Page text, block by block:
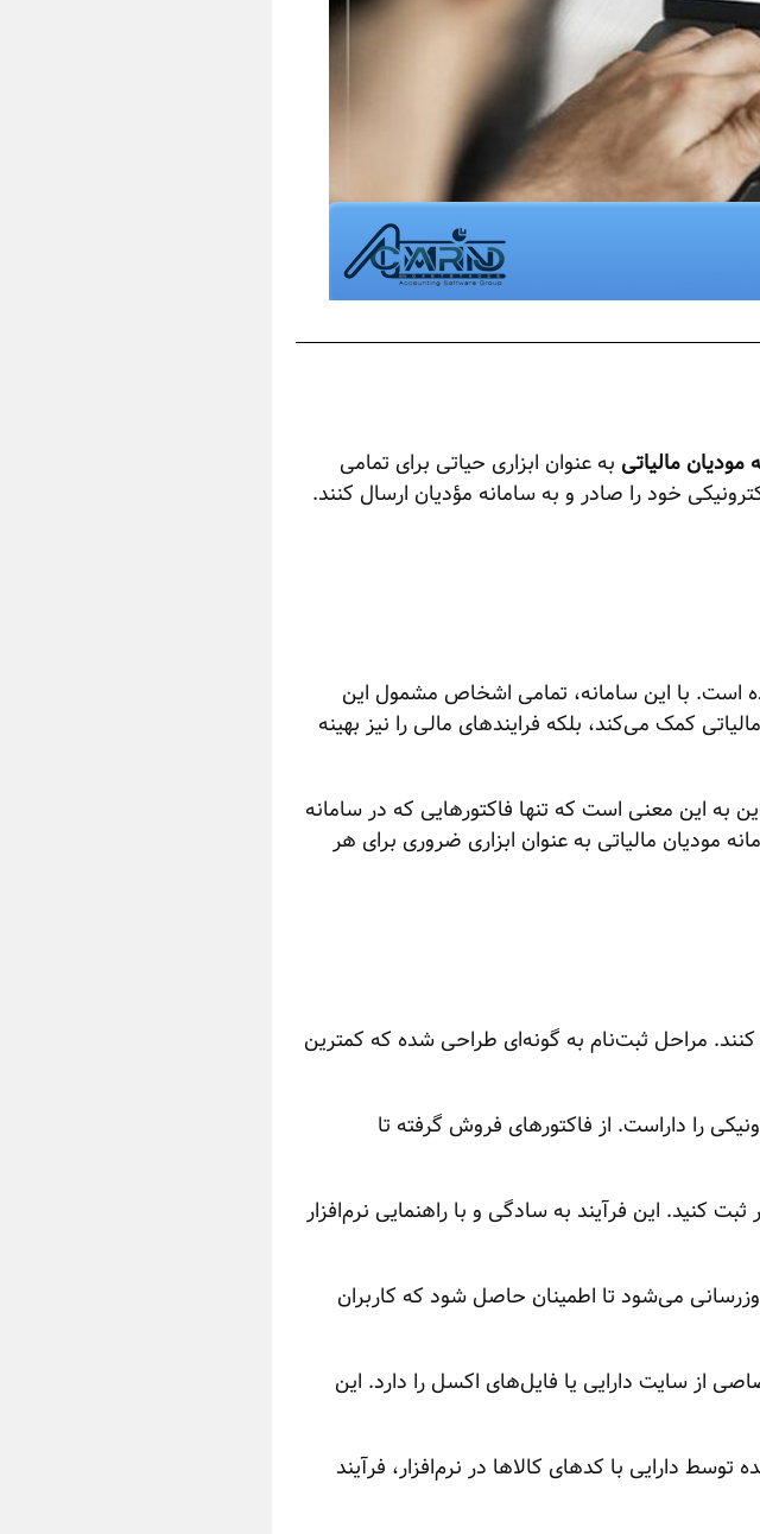
مودیان مالیاتی به عنوان ابزاری حیاتی برای تمامی
خود را صادر و به سامانه مؤدیان ارسال کنند.
است. با این سامانه، تمامی اشخاص مشمول این
کمک می‌کند، بلکه فرایندهای مالی را نیز بهینه
این به این معنی است که تنها فاکتورهایی که در سامانه
مودیان مالیاتی به عنوان ابزاری ضروری برای هر
مراحل ثبت‌نام به گونه‌ای طراحی شده که کمترین
را داراست. از فاکتورهای فروش گرفته تا
کنید. این فرآیند به سادگی و با راهنمایی نرم‌افزار
می‌شود تا اطمینان حاصل شود که کاربران
از سایت دارایی یا فایل‌های اکسل را دارد. این
دارایی با کدهای کالاها در نرم‌افزار، فرآیند